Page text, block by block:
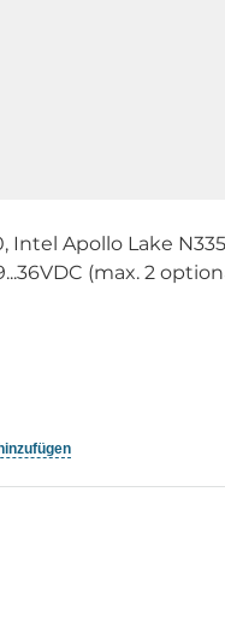
Intel Apollo Lake
(max. 2